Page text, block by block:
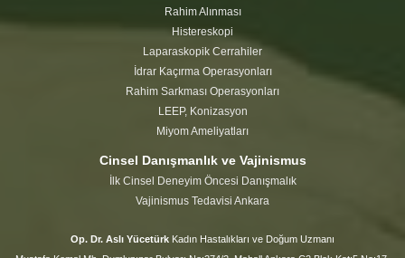
Rahim Alınması
Histereskopi
Laparaskopik Cerrahiler
İdrar Kaçırma Operasyonları
Rahim Sarkması Operasyonları
LEEP, Konizasyon
Miyom Ameliyatları
Cinsel Danışmanlık ve Vajinismus
İlk Cinsel Deneyim Öncesi Danışmalık
Vajinismus Tedavisi Ankara
Op. Dr. Aslı Yücetürk Kadın Hastalıkları ve Doğum Uzmanı